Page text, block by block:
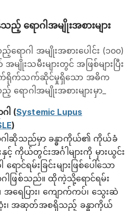
ရောဂါအမျိုးအစားများ
ာဂါ အမျိုးအစားပေါင်း (၁၀၀)
းသမီးများတွင် အဖြစ်များပြီး
က်ရိုက်သက်ဆိုင်မှုရှိသော အဓိက
ာဂါအမျိုးအစားများမှာ_
ါ (Systemic Lupus
)
ါဆိုသည်မှာ ခန္ဓာကိုယ်၏ ကိုယ်ခံ
နှင့် ကိုယ်တွင်းအင်္ဂါများကို မှားယွင်း
င်ရမ်းခြင်းများဖြစ်ပေါ်သော
ါဖြစ်သည်။ ထိုကဲ့သို့‌ရောင်ရမ်း
အရေပြား၊ ကျောက်ကပ်၊ သွေးဆဲ
နှလုံး၊ အဆုတ်အစရှိသည့် ခန္ဓာကိုယ်